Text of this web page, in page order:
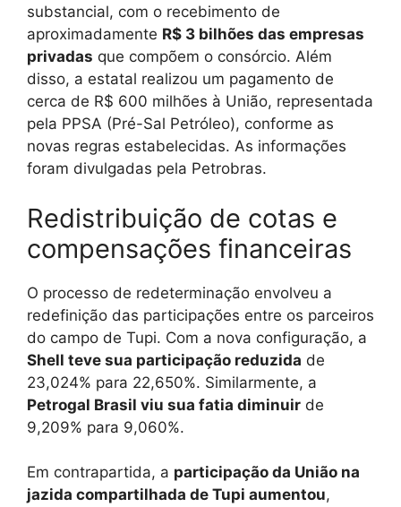
substancial, com o recebimento de
aproximadamente R$ 3 bilhões das empresas
privadas que compõem o consórcio. Além
disso, a estatal realizou um pagamento de
cerca de R$ 600 milhões à União, representada
pela PPSA (Pré-Sal Petróleo), conforme as
novas regras estabelecidas. As informações
foram divulgadas pela Petrobras.
Redistribuição de cotas e
compensações financeiras
O processo de redeterminação envolveu a
redefinição das participações entre os parceiros
do campo de Tupi. Com a nova configuração, a
Shell teve sua participação reduzida de
23,024% para 22,650%. Similarmente, a
Petrogal Brasil viu sua fatia diminuir de
9,209% para 9,060%.
Em contrapartida, a participação da União na
jazida compartilhada de Tupi aumentou,